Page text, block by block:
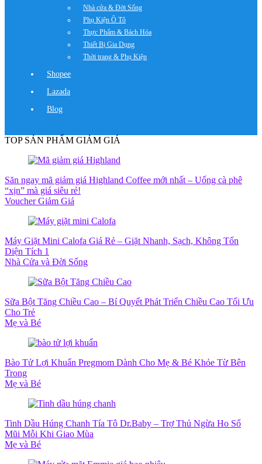
Nhà cửa & Đời Sống
Phụ Kiện Ô Tô
Thực Phẩm & Bách Hóa
Thiết Bị Gia Dụng
Thời trang & Phụ Kiện
Shopee
Lazada
Blog
TOP SẢN PHẨM GIẢM GIÁ
Săn ngay mã giảm giá Highland Coffee mới nhất – Uống cà phê
“xịn” mà giá siêu rẻ!
Voucher Giảm Giá
Máy Giặt Mini Calofa Giá Rẻ – Giặt Nhanh, Sạch, Không Tốn
Diện Tích 1
Nhà Cửa và Đời Sống
Sữa Bột Tăng Chiều Cao – Bí Quyết Phát Triển Chiều Cao Tối Ưu
Cho Trẻ
Mẹ và Bé
Bào Tử Lợi Khuẩn Pregmom Dành Cho Mẹ & Bé Khỏe Từ Bên
Trong
Mẹ và Bé
Tinh Dầu Húng Chanh Tía Tô Dr.Baby – Trợ Thủ Ngừa Ho Sổ
Mũi Mỗi Khi Giao Mùa
Mẹ và Bé